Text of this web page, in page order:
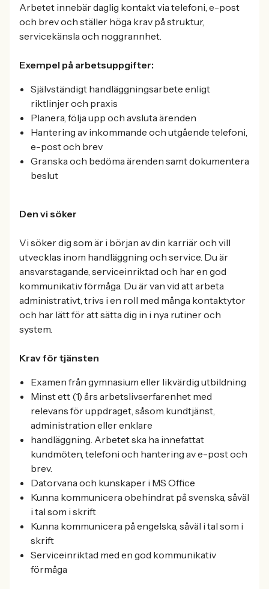
Arbetet innebär daglig kontakt via telefoni, e-post
och brev och ställer höga krav på struktur,
servicekänsla och noggrannhet.
Exempel på arbetsuppgifter:
Självständigt handläggningsarbete enligt
riktlinjer och praxis
Planera, följa upp och avsluta ärenden
Hantering av inkommande och utgående telefoni,
e-post och brev
Granska och bedöma ärenden samt dokumentera
beslut
Den vi söker
Vi söker dig som är i början av din karriär och vill
utvecklas inom handläggning och service. Du är
ansvarstagande, serviceinriktad och har en god
kommunikativ förmåga. Du är van vid att arbeta
administrativt, trivs i en roll med många kontaktytor
och har lätt för att sätta dig in i nya rutiner och
system.
Krav för tjänsten
Examen från gymnasium eller likvärdig utbildning
Minst ett (1) års arbetslivserfarenhet med
relevans för uppdraget, såsom kundtjänst,
administration eller enklare
handläggning. Arbetet ska ha innefattat
kundmöten, telefoni och hantering av e-post och
brev.
Datorvana och kunskaper i MS Office
Kunna kommunicera obehindrat på svenska, såväl
i tal som i skrift
Kunna kommunicera på engelska, såväl i tal som i
skrift
Serviceinriktad med en god kommunikativ
förmåga